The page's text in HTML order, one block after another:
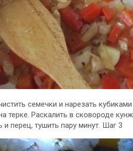
семечки и нарезать
терке. Раскалить в сковороде
перец, тушить пару минут. Шаг 3